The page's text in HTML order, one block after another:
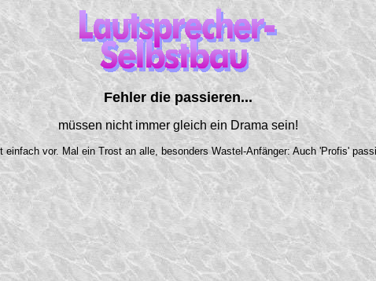
Fehler die passieren...
müssen nicht immer gleich ein Drama sein!
vor. Mal ein Trost an alle, besonders Wastel-Anfänger: Auch 'Profis'